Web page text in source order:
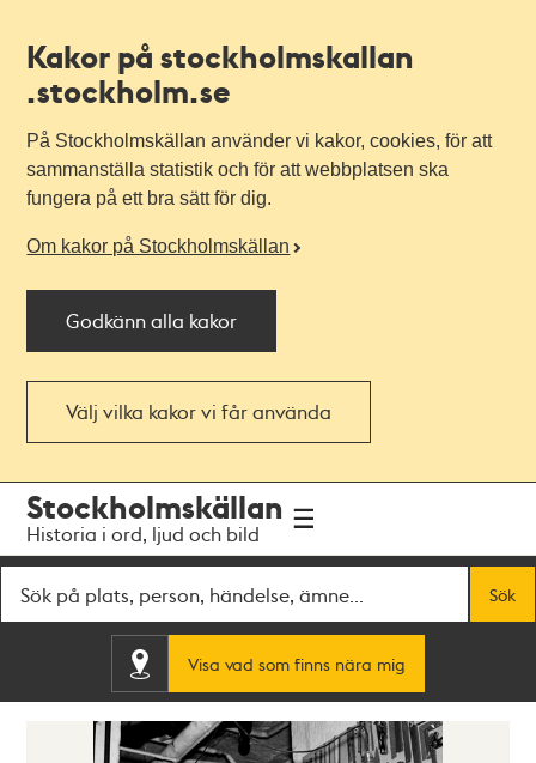
Kakor på stockholmskallan
.stockholm.se
På Stockholmskällan använder vi kakor, cookies, för att
sammanställa statistik och för att webbplatsen ska
fungera på ett bra sätt för dig.
Om kakor på Stockholmskällan
Godkänn alla kakor
Välj vilka kakor vi får använda
navigationen
huvudinnehållet
Stockholmskällan
Historia i ord, ljud och bild
Sök
Visa vad som finns nära mig